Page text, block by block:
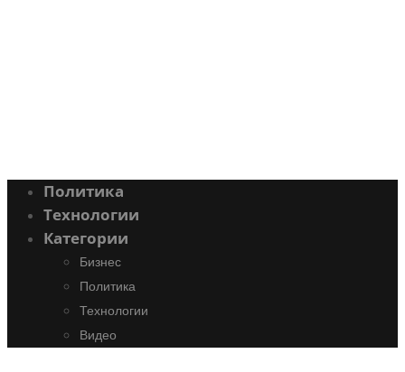
Политика
Технологии
Категории
Бизнес
Политика
Технологии
Видео